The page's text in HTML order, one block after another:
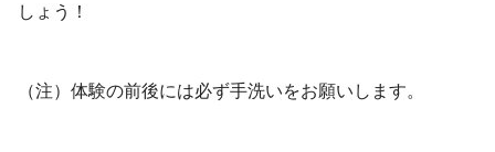
しょう！
（注）体験の前後には必ず手洗いをお願いします。